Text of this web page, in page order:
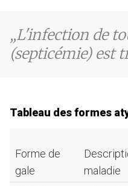
L'infection de
(septicémie) est
Tableau des formes
Forme de
gale
maladie